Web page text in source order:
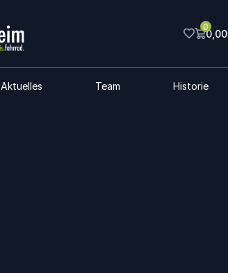
0
0,00
Aktuelles Team Historie